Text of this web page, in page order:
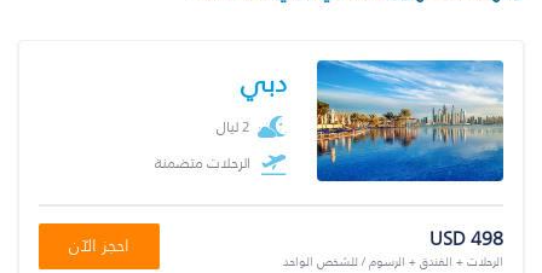
دبي
2 ليال
الرحلات متضمنة
USD 498
الرحلات + الفندق + الرسوم / للشخص الواحد
احجز الآن